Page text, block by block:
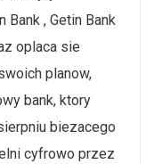
Bank , Getin Bank
oplaca sie
planow,
bank, ktory
biezacego
cyfrowo przez